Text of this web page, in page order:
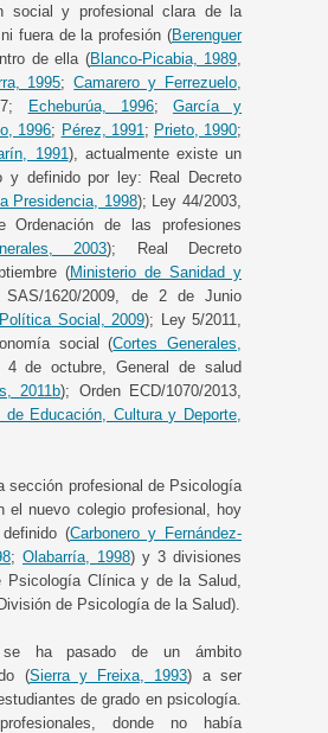
social y profesional clara de la
fuera de la profesión (Berenguer
de ella (Blanco-Picabia, 1989
1995;Camarero y Ferrezuelo,
Echeburúa, 1996; García y
1996; Pérez, 1991 ; Prieto, 1990;
1991), actualmente existe un
y definido por ley: Real Decreto
Presidencia, 1998); Ley 44/2003,
de las profesiones
2003); Real Decreto
(Ministerio de Sanidad y
SAS/1620/2009, de 2 de Junio
Social, 2009); Ley 5/2011,
social (Cortes Generales,
de octubre, General de salud
2011b); Orden ECD/1070/2013,
de Educación, Cultura y Deporte,
sección profesional de Psicología
el nuevo colegio profesional, hoy
(Carbonero y Fernández-
; Olabarría, 1998) y 3 divisiones
Psicología Clínica y de la Salud,
de Psicología de la Salud).
se ha pasado de un ámbito
(Sierra y Freixa, 1993) a ser
de grado en psicología.
donde no había